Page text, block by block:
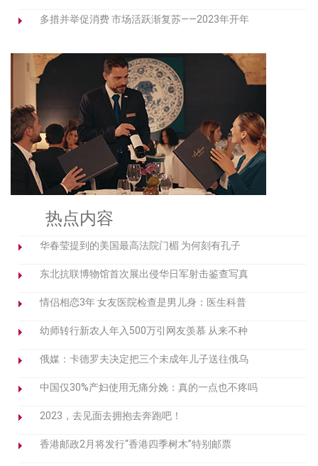
多措并举促消费 市场活跃渐复苏——2023年开年
热点内容
华春莹提到的美国最高法院门楣 为何刻有孔子
东北抗联博物馆首次展出侵华日军射击鉴查写真
情侣相恋3年 女友医院检查是男儿身：医生科普
幼师转行新农人年入500万引网友羡慕 从来不种
俄媒：卡德罗夫决定把三个未成年儿子送往俄乌
中国仅30%产妇使用无痛分娩：真的一点也不疼吗
2023，去见面去拥抱去奔跑吧！
香港邮政2月将发行“香港四季树木”特别邮票